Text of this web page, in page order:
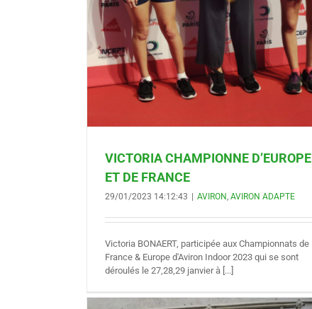
VICTORIA CHAMPIONNE D’EUROPE
ET DE FRANCE
29/01/2023 14:12:43 AVIRON, AVIRON ADAPTE
Victoria BONAERT, participée aux Championnats de
France & Europe d'Aviron Indoor 2023 qui se sont
déroulés le 27,28,29 janvier à [...]